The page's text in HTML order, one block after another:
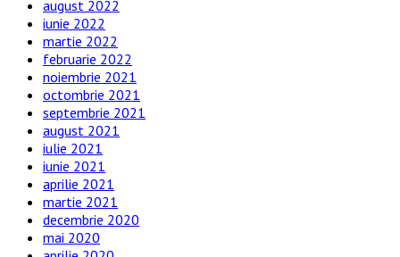
august 2022
iunie 2022
martie 2022
februarie 2022
noiembrie 2021
octombrie 2021
septembrie 2021
august 2021
iulie 2021
iunie 2021
aprilie 2021
martie 2021
decembrie 2020
mai 2020